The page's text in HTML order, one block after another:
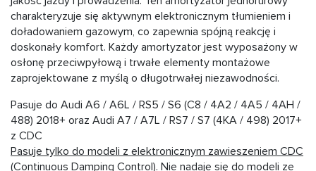
charakteryzuje się aktywnym elektronicznym tłumieniem i
doładowaniem gazowym, co zapewnia spójną reakcję i
doskonały komfort. Każdy amortyzator jest wyposażony w
osłonę przeciwpyłową i trwałe elementy montażowe
zaprojektowane z myślą o długotrwałej niezawodności.
Pasuje do Audi A6 / A6L / RS5 / S6 (C8 / 4A2 / 4A5 / 4AH /
488) 2018+ oraz Audi A7 / A7L / RS7 / S7 (4KA / 498) 2017+
z CDC
Pasuje tylko do modeli z elektronicznym zawieszeniem CDC
(Continuous Damping Control). Nie nadaje się do modeli ze